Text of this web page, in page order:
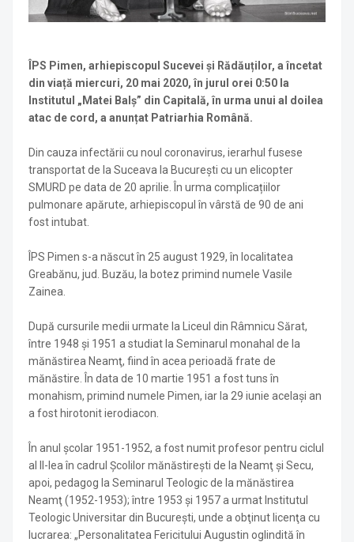
ÎPS Pimen, arhiepiscopul Sucevei și Rădăuților, a încetat
din viață miercuri, 20 mai 2020, în jurul orei 0:50 la
Institutul „Matei Balș” din Capitală, în urma unui al doilea
atac de cord, a anunțat Patriarhia Română.
Din cauza infectării cu noul coronavirus, ierarhul fusese
transportat de la Suceava la București cu un elicopter
SMURD pe data de 20 aprilie. În urma complicațiilor
pulmonare apărute, arhiepiscopul în vârstă de 90 de ani
fost intubat.
ÎPS Pimen s-a născut în 25 august 1929, în localitatea
Greabănu, jud. Buzău, la botez primind numele Vasile
Zainea.
După cursurile medii urmate la Liceul din Râmnicu Sărat,
între 1948 şi 1951 a studiat la Semi­narul monahal de la
mănăstirea Neamţ, fiind în acea perioadă frate de
mănăstire. În data de 10 martie 1951 a fost tuns în
monahism, pri­mind numele Pimen, iar la 29 iunie acelaşi an
a fost hirotonit ierodiacon.
În anul şco­lar 1951-1952, a fost numit profesor pen­tru ciclul
al ll-lea în cadrul Şcolilor mănăs­tireşti de la Neamţ şi Secu,
apoi, pedagog la Seminarul Teologic de la mănăstirea
Neamţ (1952-1953); între 1953 şi 1957 a urmat Institutul
Teologic Universitar din Bucureşti, unde a obţinut licenţa cu
lucra­rea: „Personalitatea Fericitului Augustin oglindită în